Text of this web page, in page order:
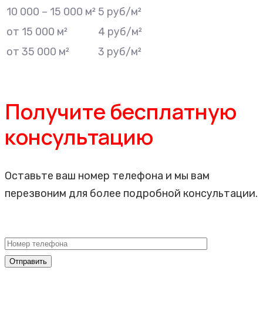
10 000 – 15 000 м² 5 руб/м²
от 15 000 м²
4 руб/м²
от 35 000 м²
3 руб/м²
Получите бесплатную
консультацию
Оставьте ваш номер телефона и мы вам
перезвоним для более подробной консультации.